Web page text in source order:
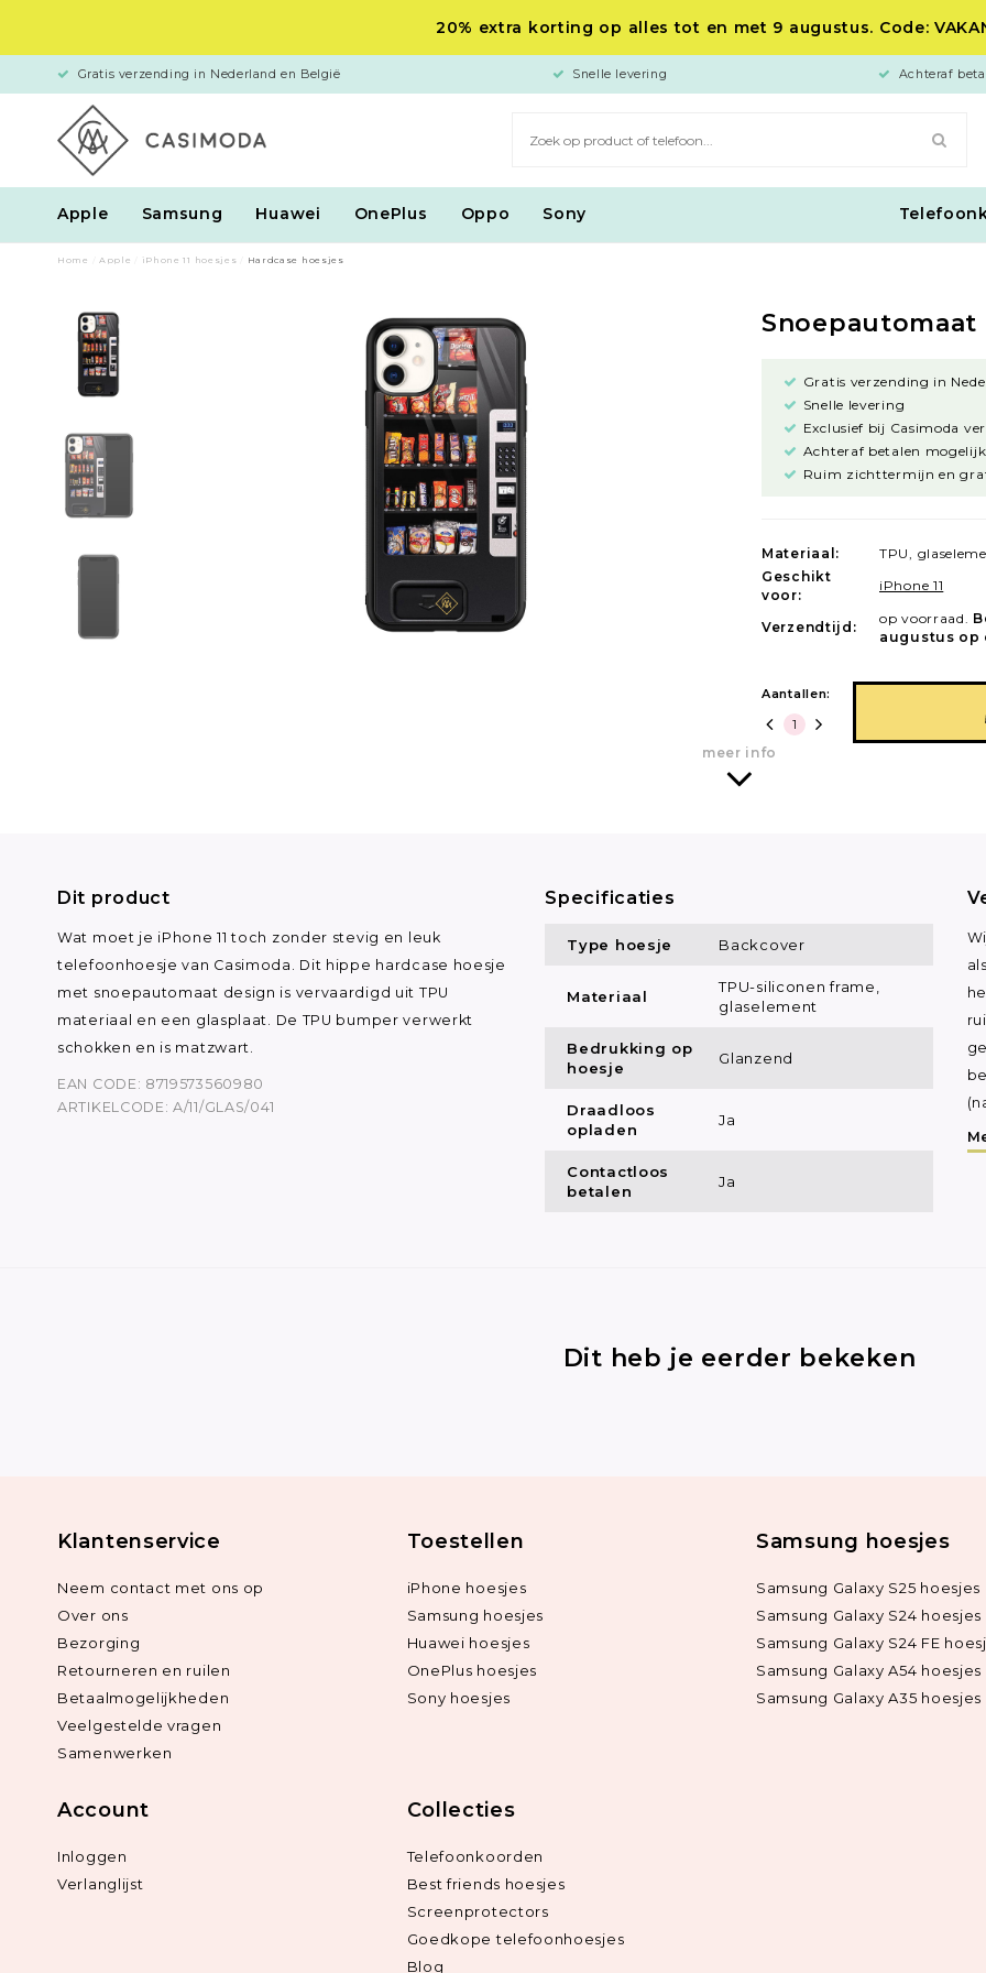
20% extra korting op alles tot en met 9 augustus. Code:
Gratis verzending in Nederland en België Snelle levering Achteraf
Apple Samsung Huawei OnePlus Oppo Sony
Home Apple iPhone 11 hoesjes Hardcase hoesjes
Snoepautomaat
Gratis verzending in
Snelle levering
Exclusief bij Casimoda
Achteraf betalen
Ruim zichttermijn en
Materiaal:
TPU,
Geschikt
voor:
iPhone 11
Verzendtijd:
op voorraad.
augustus op
Aantallen:
meer info
Dit product
Wat moet je iPhone 11 toch zonder stevig en leuk
telefoonhoesje van Casimoda. Dit hippe hardcase hoesje
met snoepautomaat design is vervaardigd uit TPU
materiaal en een glasplaat. De TPU bumper verwerkt
schokken en is matzwart.
EAN CODE: 8719573560980
ARTIKELCODE: A/11/GLAS/041
Specificaties
Type hoesje Backcover
Materiaal
TPU-siliconen frame,
glaselement
Bedrukking op
hoesje
Glanzend
Draadloos
opladen
Ja
Contactloos
betalen
Ja
Dit heb je eerder bekeken
Klantenservice
Neem contact met ons op
Over ons
Bezorging
Retourneren en ruilen
Betaalmogelijkheden
Veelgestelde vragen
Samenwerken
Toestellen
iPhone hoesjes
Samsung hoesjes
Huawei hoesjes
OnePlus hoesjes
Sony hoesjes
Samsung hoesjes
Samsung Galaxy S25 hoesjes
Samsung Galaxy S24 hoesjes
Samsung Galaxy S24 FE
Samsung Galaxy A54 hoesjes
Samsung Galaxy A35 hoesjes
Account
Inloggen
Verlanglijst
Collecties
Telefoonkoorden
Best friends hoesjes
Screenprotectors
Goedkope telefoonhoesjes
Blog